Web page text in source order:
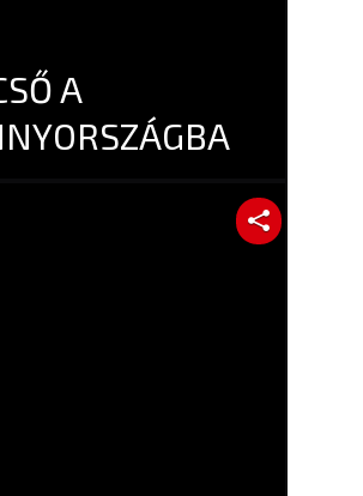
A